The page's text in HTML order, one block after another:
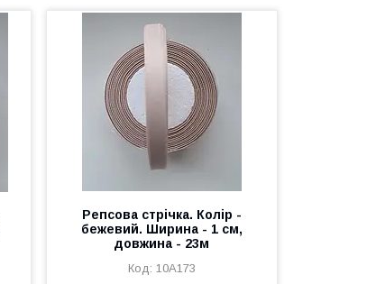
Репсова стрічка. Колір -
бежевий. Ширина - 1 см,
довжина - 23м
10А173